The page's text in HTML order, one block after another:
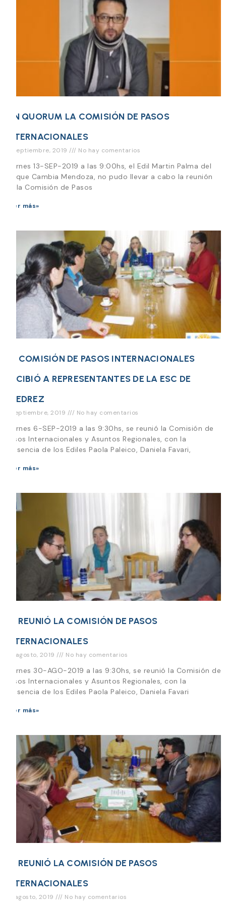
SIN QUORUM LA COMISIÓN DE PASOS
INTERNACIONALES
13 septiembre, 2019 No hay comentarios
Viernes 13-SEP-2019 a las 9:00hs, el Edil Martin Palma del
Bloque Cambia Mendoza, no pudo llevar a cabo la reunión
de la Comisión de Pasos
Leer más»
LA COMISIÓN DE PASOS INTERNACIONALES
RECIBIÓ A REPRESENTANTES DE LA ESC DE
AJEDREZ
6 septiembre, 2019 No hay comentarios
Viernes 6-SEP-2019 a las 9:30hs, se reunió la Comisión de
Pasos Internacionales y Asuntos Regionales, con la
presencia de los Ediles Paola Paleico, Daniela Favari,
Leer más»
SE REUNIÓ LA COMISIÓN DE PASOS
INTERNACIONALES
30 agosto, 2019 No hay comentarios
Viernes 30-AGO-2019 a las 9:30hs, se reunió la Comisión de
Pasos Internacionales y Asuntos Regionales, con la
presencia de los Ediles Paola Paleico, Daniela Favari
Leer más»
SE REUNIÓ LA COMISIÓN DE PASOS
INTERNACIONALES
23 agosto, 2019 No hay comentarios